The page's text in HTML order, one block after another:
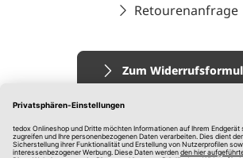
Retourenanfrage
Zum
Impressum